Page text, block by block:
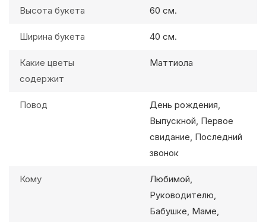
Высота букета 60 см.
Ширина букета 40 см.
Какие цветы
содержит
Маттиола
Повод
День рождения,
Выпускной, Первое
свидание, Последний
звонок
Кому
Любимой,
Руководителю,
Бабушке, Маме,